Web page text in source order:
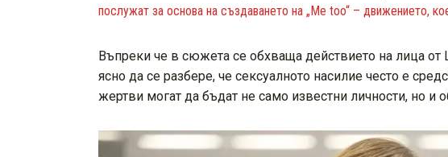
послужат за основа на създаването на „Me too“ – движението,
Въпреки че в сюжета се обхваща действието на лица от
ясно да се разбере, че сексуалното насилие често е
жертви могат да бъдат не само известни личности, но и